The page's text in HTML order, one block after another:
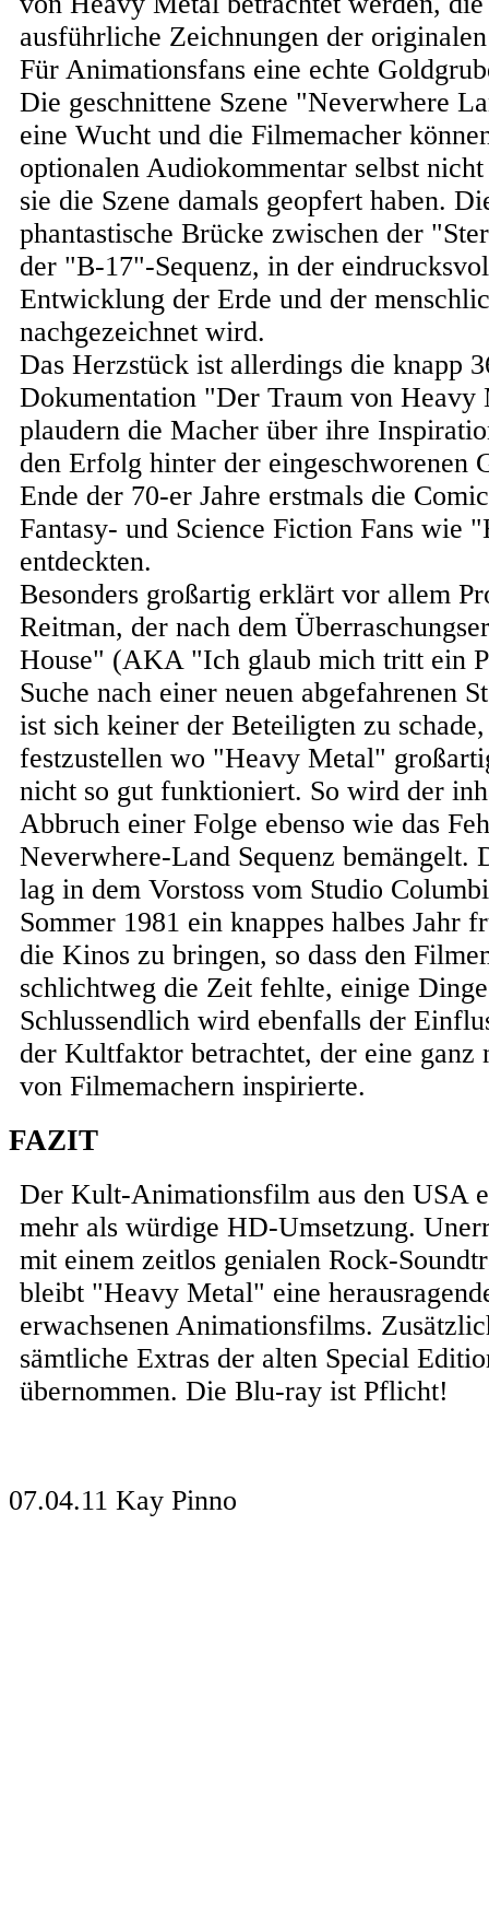
ausführliche Zeichnungen der
Für Animationsfans eine echte
Die geschnittene Szene "Neverwhere
eine Wucht und die Filmemacher
optionalen Audiokommentar selbst
sie die Szene damals geopfert haben.
phantastische Brücke zwischen der
der "B-17"-Sequenz, in der
Entwicklung der Erde und der
nachgezeichnet wird.
Das Herzstück ist allerdings die knapp
Dokumentation "Der Traum von
plaudern die Macher über ihre
den Erfolg hinter der eingeschworenen
Ende der 70-er Jahre erstmals die
Fantasy- und Science Fiction Fans wie
entdeckten.
Besonders großartig erklärt vor allem
Reitman, der nach dem
House" (AKA "Ich glaub mich tritt ein
Suche nach einer neuen abgefahrenen
ist sich keiner der Beteiligten zu
festzustellen wo "Heavy Metal"
nicht so gut funktioniert. So wird der
Abbruch einer Folge ebenso wie das
Neverwhere-Land Sequenz bemängelt.
lag in dem Vorstoss vom Studio
Sommer 1981 ein knappes halbes Jahr
die Kinos zu bringen, so dass den
schlichtweg die Zeit fehlte, einige
Schlussendlich wird ebenfalls der
der Kultfaktor betrachtet, der eine ganz
von Filmemachern inspirierte.
FAZIT
Der Kult-Animationsfilm aus den USA
mehr als würdige HD-Umsetzung.
mit einem zeitlos genialen Rock-
bleibt "Heavy Metal" eine
erwachsenen Animationsfilms.
sämtliche Extras der alten Special
übernommen. Die Blu-ray ist Pflicht!
07.04.11 Kay Pinno